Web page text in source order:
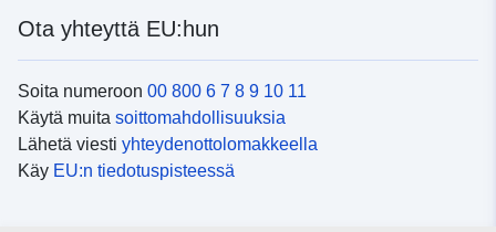
Ota yhteyttä EU:hun
Soita numeroon 00 800 6 7 8 9 10 11
Käytä muita soittomahdollisuuksia
Lähetä viesti yhteydenottolomakkeella
Käy EU:n tiedotuspisteessä